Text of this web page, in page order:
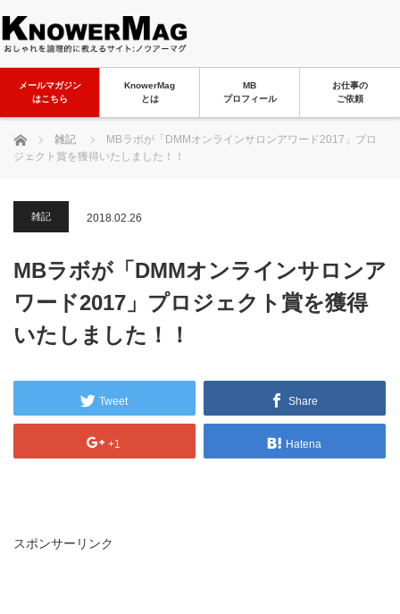
メールマガジン
はこちら
KnowerMag
とは
MB
プロフィール
お仕事の
ご依頼
ホーム 雑記
MBラボが「DMMオンラインサロンアワード2017」プロ
ジェクト賞を獲得いたしました！！
雑記 2018.02.26
MBラボが「DMMオンラインサロンア
ワード2017」プロジェクト賞を獲得
いたしました！！
Tweet Share
+1 Hatena
スポンサーリンク